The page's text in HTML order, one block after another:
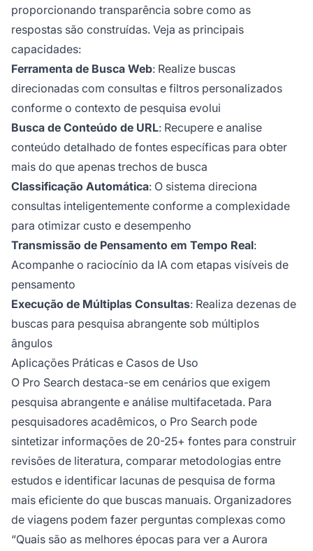
proporcionando transparência sobre como as
respostas são construídas. Veja as principais
capacidades:
Ferramenta de Busca Web: Realize buscas
direcionadas com consultas e filtros personalizados
conforme o contexto de pesquisa evolui
Busca de Conteúdo de URL: Recupere e analise
conteúdo detalhado de fontes específicas para obter
mais do que apenas trechos de busca
Classificação Automática: O sistema direciona
consultas inteligentemente conforme a complexidade
para otimizar custo e desempenho
Transmissão de Pensamento em Tempo Real:
Acompanhe o raciocínio da IA com etapas visíveis de
pensamento
Execução de Múltiplas Consultas: Realiza dezenas de
buscas para pesquisa abrangente sob múltiplos
ângulos
Aplicações Práticas e Casos de Uso
O Pro Search destaca-se em cenários que exigem
pesquisa abrangente e análise multifacetada. Para
pesquisadores acadêmicos, o Pro Search pode
sintetizar informações de 20-25+ fontes para construir
revisões de literatura, comparar metodologias entre
estudos e identificar lacunas de pesquisa de forma
mais eficiente do que buscas manuais. Organizadores
de viagens podem fazer perguntas complexas como
“Quais são as melhores épocas para ver a Aurora